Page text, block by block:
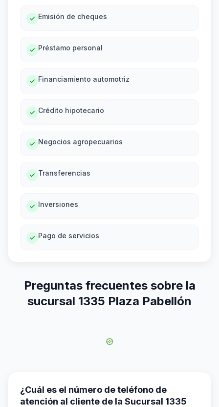
Emisión de cheques
Préstamo personal
Financiamiento automotriz
Crédito hipotecario
Negocios agropecuarios
Transferencias
Inversiones
Pago de servicios
Preguntas frecuentes sobre la
sucursal 1335 Plaza Pabellón
¿Cuál es el número de teléfono de
atención al cliente de la Sucursal 1335